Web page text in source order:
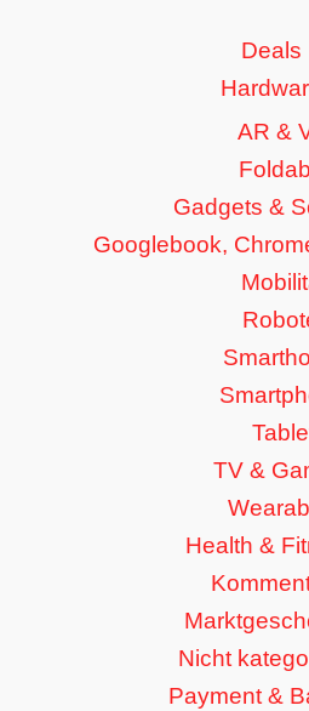
Deals
AR &
Gadgets &
Googlebook,
TV &
Health &
Nicht
Payment &